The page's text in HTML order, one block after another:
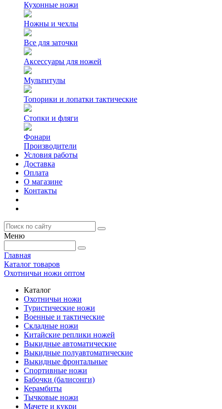
Кухонные ножи
Ножны и чехлы
Все для заточки
Аксессуары для ножей
Мультитулы
Топорики и лопатки тактические
Стопки и фляги
Фонари
Производители
Условия работы
Доставка
Оплата
О магазине
Контакты
Меню
Главная
Каталог товаров
Охотничьи ножи оптом
Каталог
Охотничьи ножи
Туристические ножи
Военные и тактические
Складные ножи
Китайские реплики ножей
Выкидные автоматические
Выкидные полуавтоматические
Выкидные фронтальные
Спортивные ножи
Бабочки (балисонги)
Керамбиты
Тычковые ножи
Мачете и кукри